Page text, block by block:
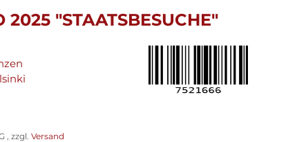
2025 "STAATSBESUCHE"
, zzgl. Versand